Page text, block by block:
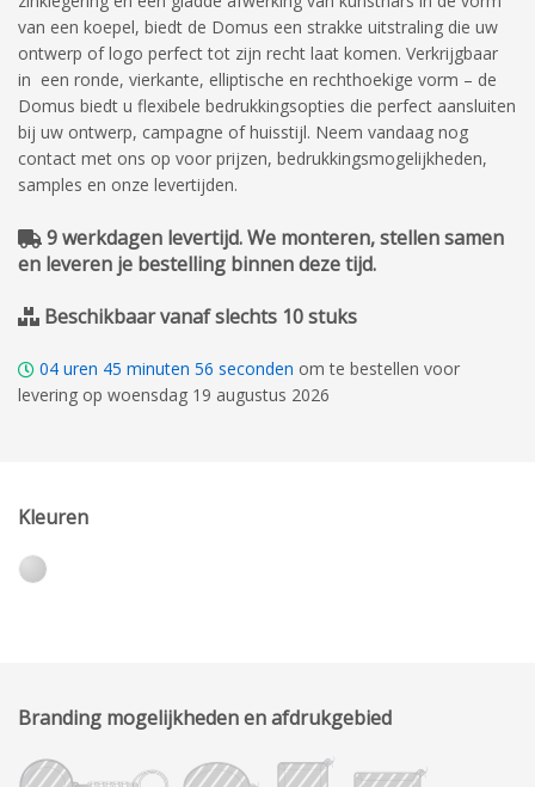
van een koepel, biedt de Domus een strakke uitstraling die uw
ontwerp of logo perfect tot zijn recht laat komen. Verkrijgbaar
in een ronde, vierkante, elliptische en rechthoekige vorm – de
Domus biedt u flexibele bedrukkingsopties die perfect aansluiten
bij uw ontwerp, campagne of huisstijl. Neem vandaag nog
contact met ons op voor prijzen, bedrukkingsmogelijkheden,
samples en onze levertijden.
9 werkdagen levertijd. We monteren, stellen samen
en leveren je bestelling binnen deze tijd.
Beschikbaar vanaf slechts 10 stuks
04 uren 45 minuten 55 seconden om te bestellen voor
levering op woensdag 19 augustus 2026
Kleuren
Branding mogelijkheden en afdrukgebied